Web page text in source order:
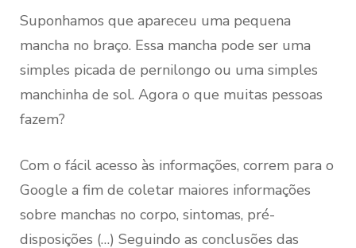
Suponhamos que apareceu uma pequena
mancha no braço. Essa mancha pode ser uma
simples picada de pernilongo ou uma simples
manchinha de sol. Agora o que muitas pessoas
fazem?
Com o fácil acesso às informações, correm para o
Google a fim de coletar maiores informações
sobre manchas no corpo, sintomas, pré-
disposições (…) Seguindo as conclusões das